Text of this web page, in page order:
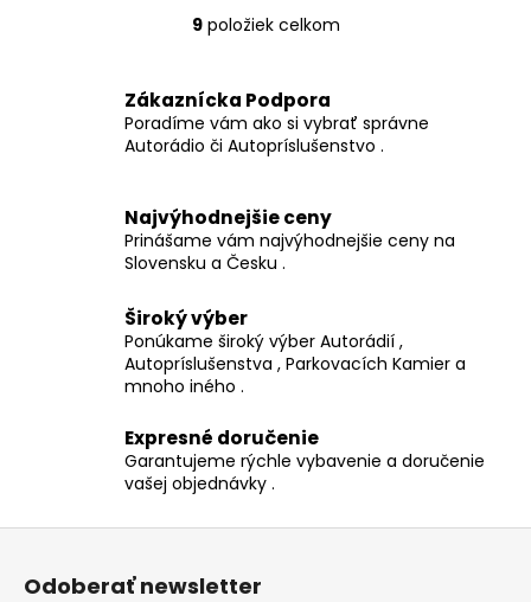
O
l
á
d
a
i
e
p
k
y
ý
p
i
u
9položiek celkom
Zákaznícka Podpora
Poradíme vám ako si vybrať správne
Autorádio či Autopríslušenstvo .
Najvýhodnejšie ceny
Prinášame vám najvýhodnejšie ceny na
Slovensku a Česku .
Široký výber
Ponúkame široký výber Autorádií ,
Autopríslušenstva , Parkovacích Kamier a
mnoho iného .
Expresné doručenie
Garantujeme rýchle vybavenie a doručenie
vašej objednávky .
Z
Odoberať newsletter